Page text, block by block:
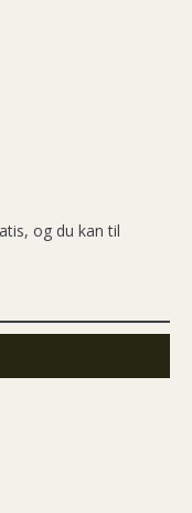
og du kan til